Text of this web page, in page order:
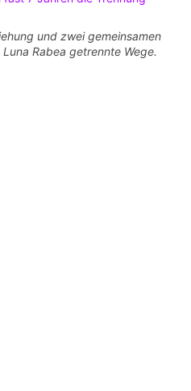
und zwei gemeinsamen
Rabea getrennte Wege.